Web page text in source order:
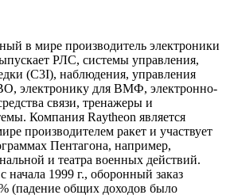
в мире производитель электроники
РЛС, системы управления,
(C3I), наблюдения, управления
электронику для ВМФ, электронно-
связи, тренажеры и
Компания Raytheon является
производителем ракет и участвует
Пентагона, например,
и театра военных действий.
начала 1999 г., оборонный заказ
(падение общих доходов было